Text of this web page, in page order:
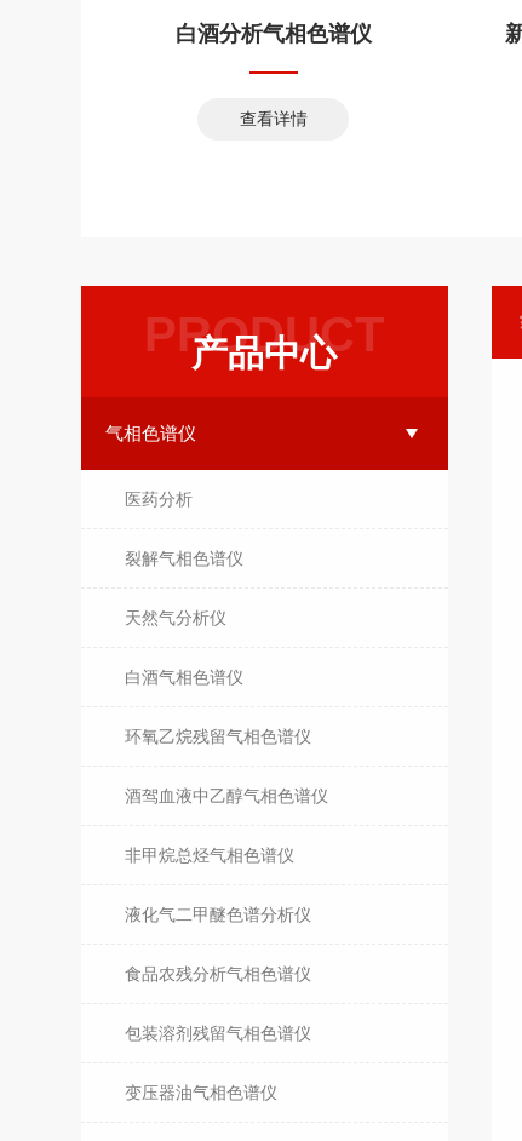
白酒分析气相色谱仪
查看详情
PRODUCT
产品中心
气相色谱仪
医药分析
裂解气相色谱仪
天然气分析仪
白酒气相色谱仪
环氧乙烷残留气相色谱仪
酒驾血液中乙醇气相色谱仪
非甲烷总烃气相色谱仪
液化气二甲醚色谱分析仪
食品农残分析气相色谱仪
包装溶剂残留气相色谱仪
变压器油气相色谱仪